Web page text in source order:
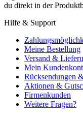
du direkt in der
Hilfe & Support
Meine Bestellung
Versand &
Mein
Rücksendungen
Aktionen &
Firmenkunden
Weitere Fragen?